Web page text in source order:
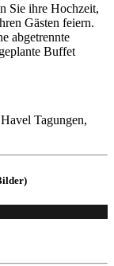
Sie ihre Hochzeit,
Gästen feiern.
abgetrennte
Buffet